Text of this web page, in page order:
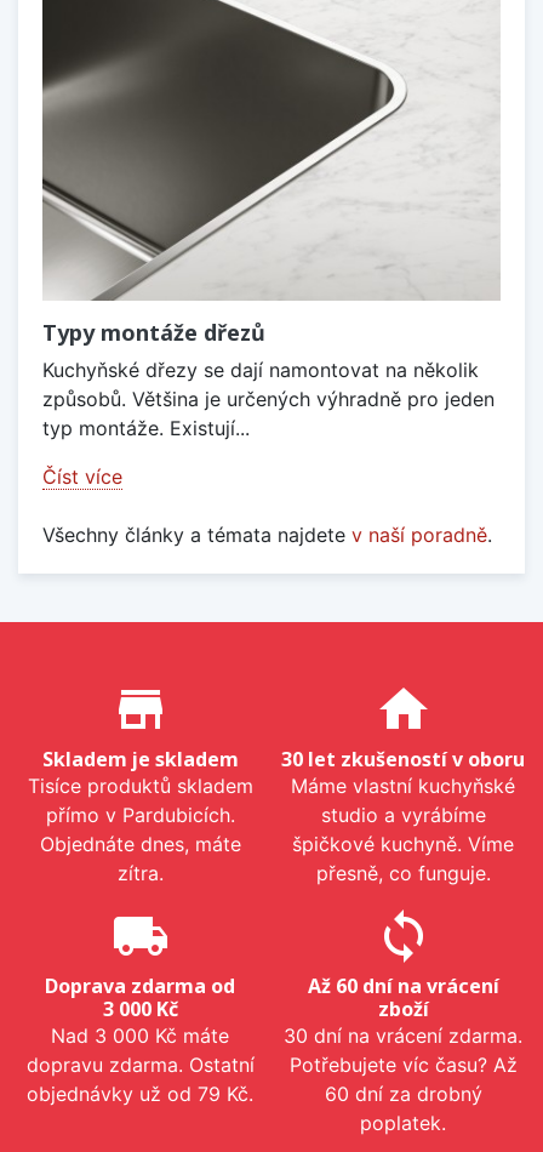
Typy montáže dřezů
Kuchyňské dřezy se dají namontovat na několik
způsobů. Většina je určených výhradně pro jeden
typ montáže. Existují...
Číst více
Všechny články a témata najdete v naší poradně.
Proč nakupovat u nás?
store_mall_directory
Skladem je skladem
Tisíce produktů skladem
přímo v Pardubicích.
Objednáte dnes, máte
zítra.
home
30 let zkušeností v oboru
Máme vlastní kuchyňské
studio a vyrábíme
špičkové kuchyně. Víme
přesně, co funguje.
local_shipping
Doprava zdarma od
3 000 Kč
Nad 3 000 Kč máte
dopravu zdarma. Ostatní
objednávky už od 79 Kč.
sync
Až 60 dní na vrácení
zboží
30 dní na vrácení zdarma.
Potřebujete víc času? Až
60 dní za drobný
poplatek.